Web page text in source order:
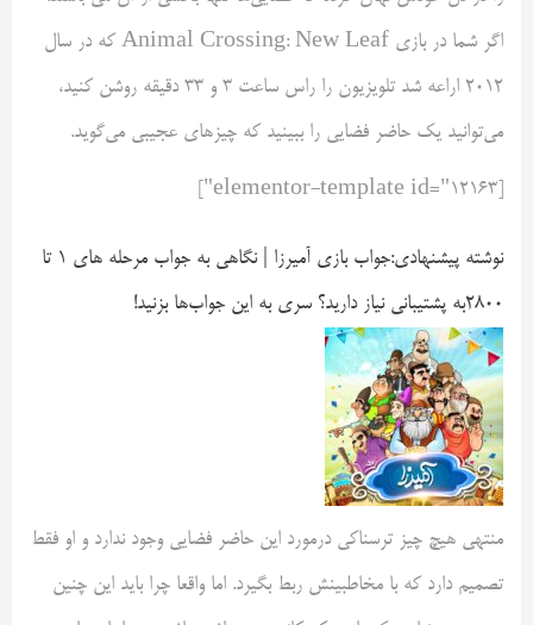
اگر شما در بازی Animal Crossing: New Leaf که در سال
۲۰۱۲ اراعه شد تلویزیون را راس ساعت ۳ و ۳۳ دقیقه روشن کنید،
می‌توانید یک حاضر فضایی را ببینید که چیزهای عجیبی می‌گوید.
نوشته پیشنهادی:
جواب بازی آمیرزا | نگاهی به جواب مرحله های ۱ تا
۲۸۰۰به پشتیبانی نیاز دارید؟ سری به این جواب‌ها بزنید!
منتهی هیچ چیز ترسناکی درمورد این حاضر فضایی وجود ندارد و او فقط
تصمیم دارد که با مخاطبینش ربط بگیرد. اما واقعا چرا باید این چنین